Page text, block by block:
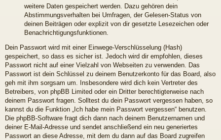
weitere Daten gespeichert werden. Dazu gehören dein
Abstimmungsverhalten bei Umfragen, der Gelesen-Status von
deinen Beiträgen oder explizit von dir gesetzte Lesezeichen oder
Benachrichtigungsfunktionen.
Dein Passwort wird mit einer Einwege-Verschlüsselung (Hash)
gespeichert, so dass es sicher ist. Jedoch wird dir empfohlen, dieses
Passwort nicht auf einer Vielzahl von Webseiten zu verwenden. Das
Passwort ist dein Schlüssel zu deinem Benutzerkonto für das Board, also
geh mit ihm sorgsam um. Insbesondere wird dich kein Vertreter des
Betreibers, von phpBB Limited oder ein Dritter berechtigterweise nach
deinem Passwort fragen. Solltest du dein Passwort vergessen haben, so
kannst du die Funktion „Ich habe mein Passwort vergessen“ benutzen.
Die phpBB-Software fragt dich dann nach deinem Benutzernamen und
deiner E-Mail-Adresse und sendet anschließend ein neu generiertes
Passwort an diese Adresse, mit dem du dann auf das Board zugreifen